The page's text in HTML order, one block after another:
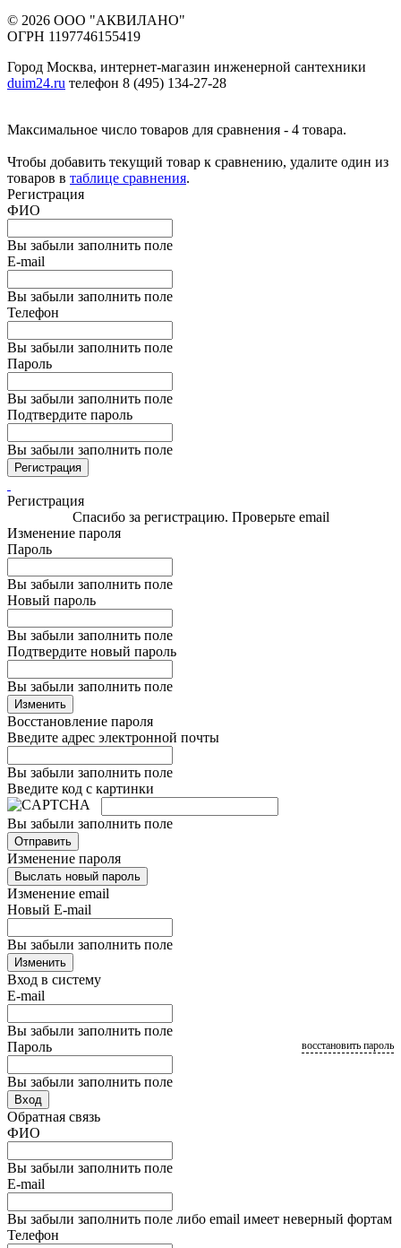
© 2026 ООО "АКВИЛАНО"
ОГРН 1197746155419
Город Москва, интернет-магазин инженерной сантехники
duim24.ru телефон 8 (495) 134-27-28
Максимальное число товаров для сравнения - 4 товара.
Чтобы добавить текущий товар к сравнению, удалите один из
товаров в таблице сравнения.
Регистрация
ФИО
Вы забыли заполнить поле
E-mail
Вы забыли заполнить поле
Телефон
Вы забыли заполнить поле
Пароль
Вы забыли заполнить поле
Подтвердите пароль
Вы забыли заполнить поле
Регистрация
Регистрация
Спасибо за регистрацию. Проверьте email
Изменение пароля
Пароль
Вы забыли заполнить поле
Новый пароль
Вы забыли заполнить поле
Подтвердите новый пароль
Вы забыли заполнить поле
Изменить
Восстановление пароля
Введите адрес электронной почты
Вы забыли заполнить поле
Введите код с картинки
Вы забыли заполнить поле
Отправить
Изменение пароля
Выслать новый пароль
Изменение email
Новый E-mail
Вы забыли заполнить поле
Изменить
Вход в систему
E-mail
Вы забыли заполнить поле
Пароль
Вы забыли заполнить поле
восстановить пароль
Вход
Обратная связь
ФИО
Вы забыли заполнить поле
E-mail
Вы забыли заполнить поле либо email имеет неверный фортам
Телефон